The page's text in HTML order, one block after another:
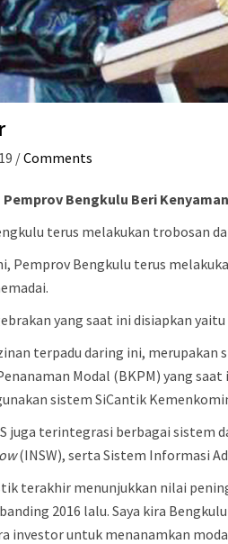
/Comments
Pemprov Bengkulu Beri
terus melakukan trobosan
Pemprov Bengkulu terus
yang saat ini disiapkan
terpadu daring ini, merupakan
Modal (BKPM) yang
sistem SiCantik
juga terintegrasi berbagai
(INSW), serta Sistem Informasi
terakhir menunjukkan nilai
2016 lalu. Saya kira
investor untuk menanamkan